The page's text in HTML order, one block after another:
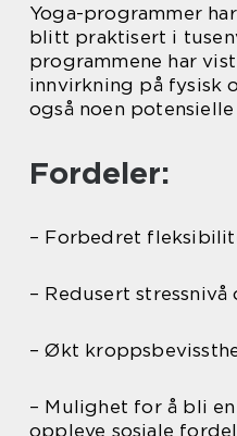
Yoga-programmer
blitt praktisert i
programmene har
innvirkning på fysisk
også noen
Fordeler:
– Forbedret
– Redusert
– Økt
– Mulighet for å bli
oppleve sosiale